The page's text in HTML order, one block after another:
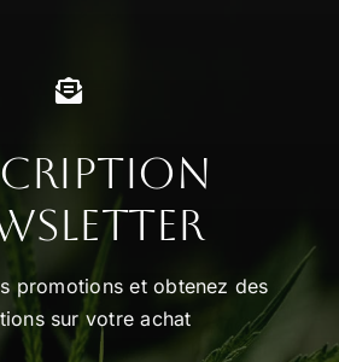
promotions et obtenez des
sur votre achat